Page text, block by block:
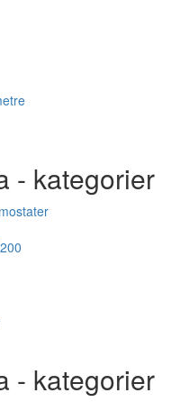
- kategorier
- kategorier